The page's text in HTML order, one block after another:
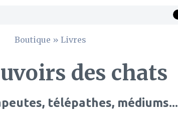
Boutique » Livres
des chats
télépathes, médiums...